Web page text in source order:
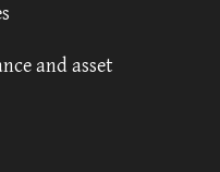
and asset